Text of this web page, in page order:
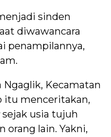
sinden
diwawancara
penampilannya,
Ngaglik, Kecamatan
itu menceritakan,
sejak usia tujuh
orang lain. Yakni,